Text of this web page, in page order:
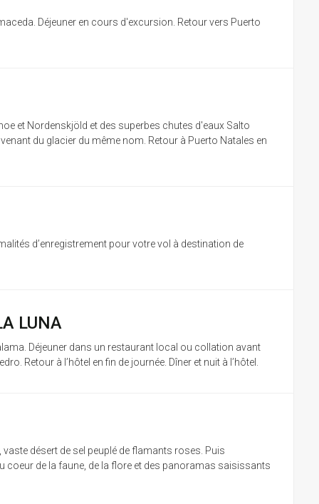
Déjeuner en cours d'excursion. Retour vers Puerto
et Nordenskjöld et des superbes chutes d'eaux Salto
du glacier du même nom. Retour à Puerto Natales en
d’enregistrement pour votre vol à destination de
LUNA
Déjeuner dans un restaurant local ou collation avant
Retour à l’hôtel en fin de journée. Dîner et nuit à l’hôtel.
désert de sel peuplé de flamants roses. Puis
coeur de la faune, de la flore et des panoramas saisissants